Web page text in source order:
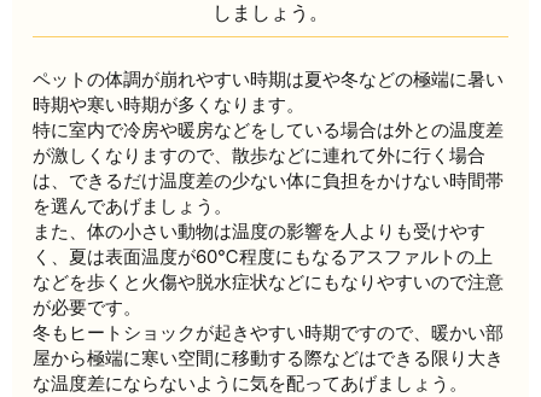
しましょう。
ペットの体調が崩れやすい時期は夏や冬などの極端に暑い
時期や寒い時期が多くなります。
特に室内で冷房や暖房などをしている場合は外との温度差
が激しくなりますので、散歩などに連れて外に行く場合
は、できるだけ温度差の少ない体に負担をかけない時間帯
を選んであげましょう。
また、体の小さい動物は温度の影響を人よりも受けやす
く、夏は表面温度が60℃程度にもなるアスファルトの上
などを歩くと火傷や脱水症状などにもなりやすいので注意
が必要です。
冬もヒートショックが起きやすい時期ですので、暖かい部
屋から極端に寒い空間に移動する際などはできる限り大き
な温度差にならないように気を配ってあげましょう。